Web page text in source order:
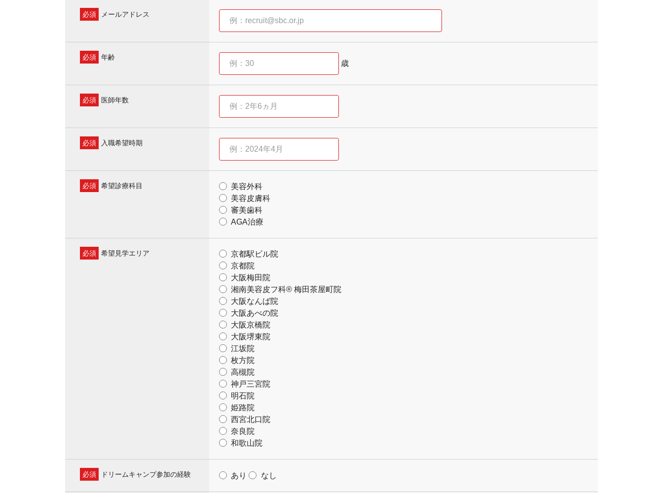
必須 メールアドレス
必須 年齢
歳
必須 医師年数
必須 入職希望時期
必須 希望診療科目
美容外科
美容皮膚科
審美歯科
AGA治療
必須 希望見学エリア
京都駅ビル院
京都院
大阪梅田院
湘南美容皮フ科® 梅田茶屋町院
大阪なんば院
大阪あべの院
大阪京橋院
大阪堺東院
江坂院
枚方院
高槻院
神戸三宮院
明石院
姫路院
西宮北口院
奈良院
和歌山院
必須 ドリームキャンプ参加の経験 あり なし